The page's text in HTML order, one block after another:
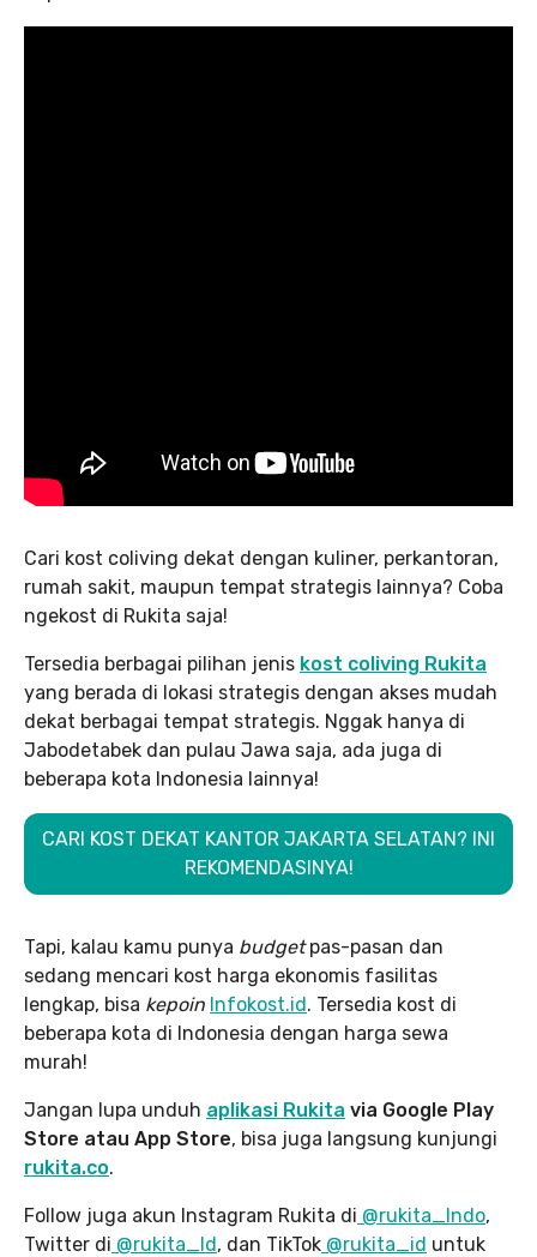
Cari kost coliving dekat dengan kuliner, perkantoran,
rumah sakit, maupun tempat strategis lainnya? Coba
ngekost di Rukita saja!
Tersedia berbagai pilihan jenis kost coliving Rukita
yang berada di lokasi strategis dengan akses mudah
dekat berbagai tempat strategis. Nggak hanya di
Jabodetabek dan pulau Jawa saja, ada juga di
beberapa kota Indonesia lainnya!
CARI KOST DEKAT KANTOR JAKARTA SELATAN? INI
REKOMENDASINYA!
Tapi, kalau kamu punya budgetpas-pasan dan
sedang mencari kost harga ekonomis fasilitas
lengkap, bisa kepoin Infokost.id. Tersedia kost di
beberapa kota di Indonesia dengan harga sewa
murah!
Jangan lupa unduh aplikasi Rukita via Google Play
Store atau App Store, bisa juga langsung kunjungi
rukita.co.
Follow juga akun Instagram Rukita di @rukita_Indo,
Twitter di @rukita_Id, dan TikTok @rukita_id untuk